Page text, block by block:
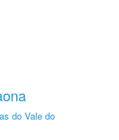
do Vale do